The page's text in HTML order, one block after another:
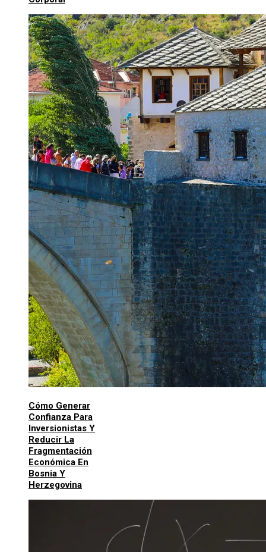
Cómo Generar
Confianza Para
Inversionistas Y
Reducir La
Fragmentación
Económica En
Bosnia Y
Herzegovina